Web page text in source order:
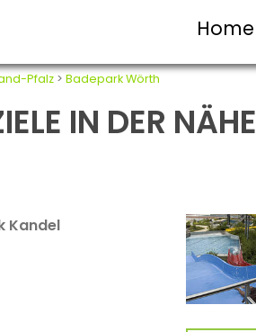
Home
Pfalz > Badepark Wörth
IN DER NÄHE
Kandel